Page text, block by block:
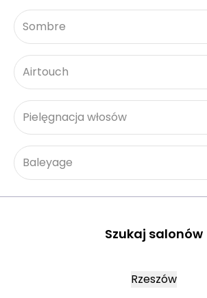
Sombre
Airtouch
Pielęgnacja włosów
Baleyage
Szukaj salonów
Rzeszów